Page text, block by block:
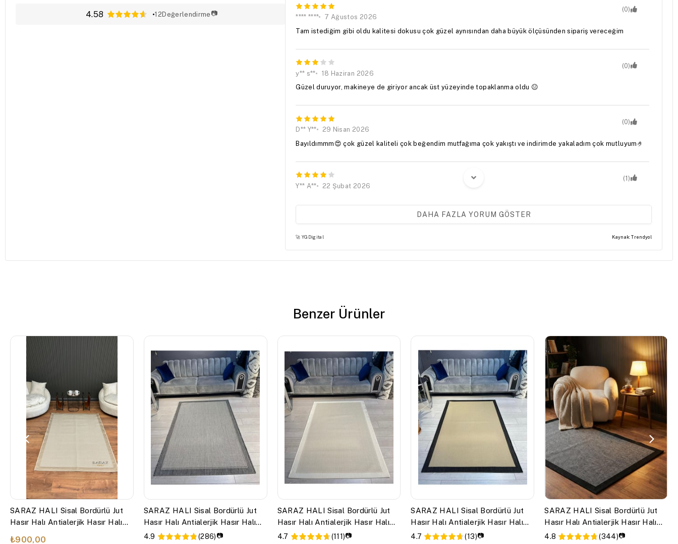
4.58 12Değerlendirme 📷
(0)
**** ****
7 Ağustos 2026
Tam istediğim gibi oldu kalitesi dokusu çok güzel aynısından daha büyük ölçüsünden sipariş vereceğim
(0)
y** s**
18 Haziran 2026
Güzel duruyor, makineye de giriyor ancak üst yüzeyinde topaklanma oldu 😐
(0)
D** Y**
29 Nisan 2026
Bayıldımmm😍 çok güzel kaliteli çok beğendim mutfağıma çok yakıştı ve indirimde yakaladım çok mutluyum🤌
(1)
Y** A**
22 Şubat 2026
(0)
F** E** N**
DAHA FAZLA YORUM GÖSTER
🚀 YGDigital Kaynak: Trendyol
Benzer Ürünler
SARAZ HALI Sisal Bordürlü Jut
Hasır Halı Antialerjik Hasır Halı
₺900,00
SARAZ HALI Sisal Bordürlü Jut
Hasır Halı Antialerjik Hasır Halı
9213
4.9 (286) 📷
SARAZ HALI Sisal Bordürlü Jut
Hasır Halı Antialerjik Hasır Halı
9427
4.7 (111)📷
SARAZ HALI Sisal Bordürlü Jut
Hasır Halı Antialerjik Hasır Halı
9716
4.7 (13)📷
SARAZ HALI Sisal Bordürlü Jut
Hasır Halı Antialerjik Hasır Halı
9714
4.8 (344)📷